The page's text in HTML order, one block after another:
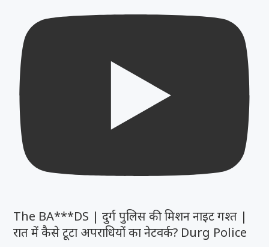
The BA***DS | दुर्ग पुलिस की मिशन नाइट गश्त |
रात में कैसे टूटा अपराधियों का नेटवर्क? Durg Police